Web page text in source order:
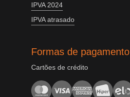
IPVA 2024
IPVA atrasado
Formas de pagamento
Cartões de crédito